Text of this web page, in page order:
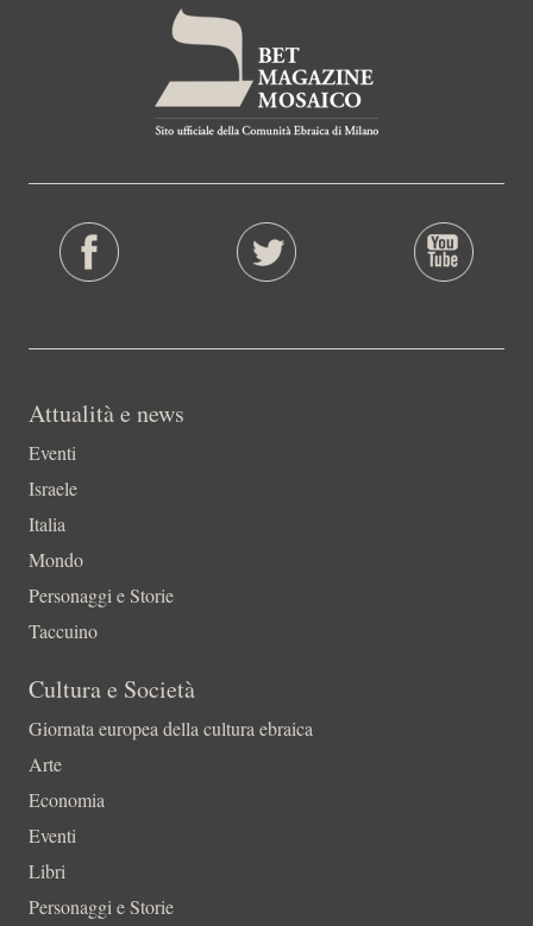
Attualità e news
Eventi
Israele
Italia
Mondo
Personaggi e Storie
Taccuino
Cultura e Società
Giornata europea della cultura ebraica
Arte
Economia
Eventi
Libri
Personaggi e Storie